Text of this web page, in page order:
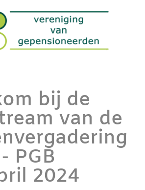
bij de
van de
PGB
2024